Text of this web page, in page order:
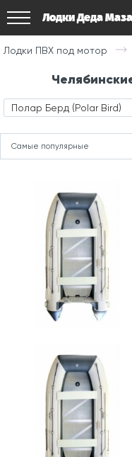
Лодки Деда
Лодки ПВХ под мотор
Полар Берд (Polar Bird)
Самые популярные